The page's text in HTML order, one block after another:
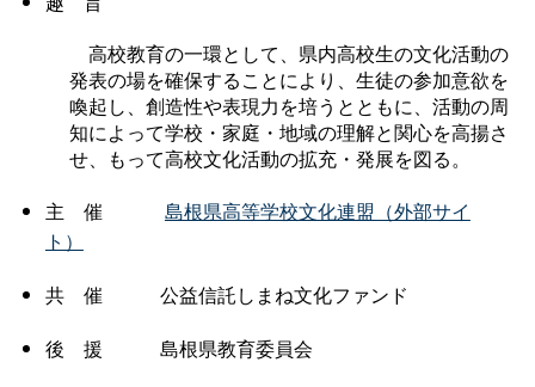
高校教育の一環として、県内高校生の文化活動の
発表の場を確保することにより、生徒の参加意欲を
喚起し、創造性や表現力を培うとともに、活動の周
知によって学校・家庭・地域の理解と関心を高揚さ
せ、もって高校文化活動の拡充・発展を図る。
主 催
島根県高等学校文化連盟（外部サイ
ト）
共 催 公益信託しまね文化ファンド
後 援 島根県教育委員会